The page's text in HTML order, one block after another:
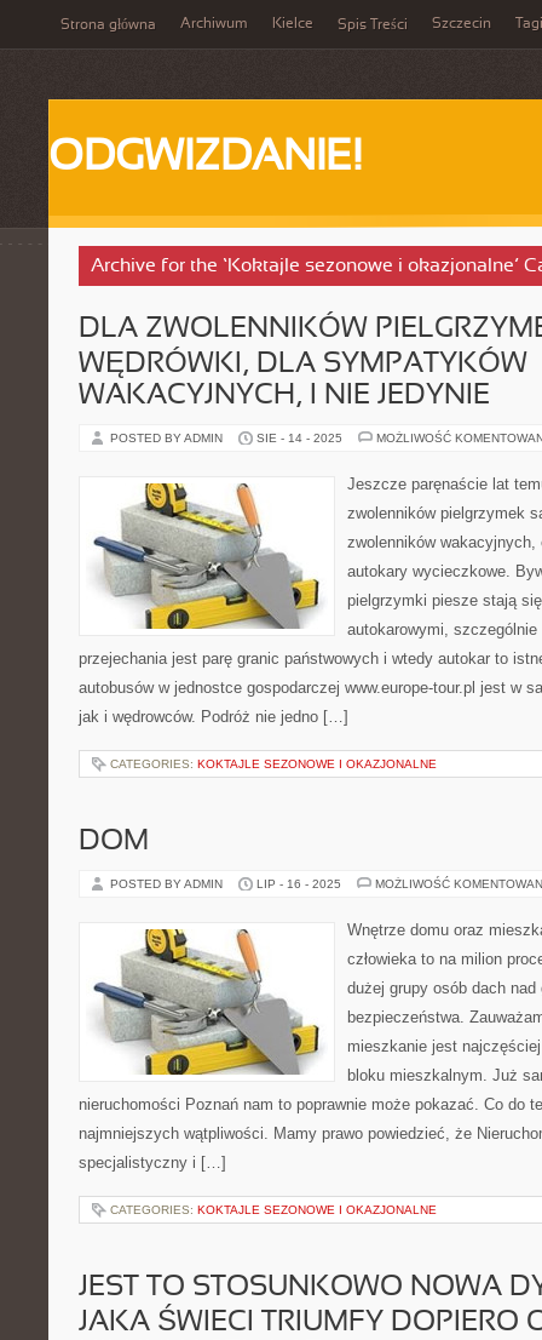
Strona główna Archiwum Kielce Spis Treści Szczecin Tagi
ODGWIZDANIE!
Archive for the ‘Koktajle sezonowe i okazjonalne’
DLA ZWOLENNIKÓW
WĘDRÓWKI, DLA SYMPATYKÓW
WAKACYJNYCH, I NIE JEDYNIE
POSTED BY ADMIN SIE - 14 - 2025 MOŻLIWOŚĆ
Jeszcze paręnaście lat
zwolenników pielgrzymek
zwolenników
autokary wycieczkowe.
pielgrzymki piesze stają
autokarowymi,
przejechania jest parę granic państwowych i wtedy autokar to
autobusów w jednostce gospodarczej www.europe-tour.pl jest w
jak i wędrowców. Podróż nie jedno […]
CATEGORIES: KOKTAJLE SEZONOWE I OKAZJONALNE
DOM
POSTED BY ADMIN LIP - 16 - 2025 MOŻLIWOŚĆ
Wnętrze domu oraz
człowieka to na milion
dużej grupy osób dach nad
bezpieczeństwa.
mieszkanie jest
bloku mieszkalnym. Już
nieruchomości Poznań nam to poprawnie może pokazać. Co do
najmniejszych wątpliwości. Mamy prawo powiedzieć, że
specjalistyczny i […]
CATEGORIES: KOKTAJLE SEZONOWE I OKAZJONALNE
JEST TO STOSUNKOWO NOWA
JAKA ŚWIECI TRIUMFY DOPIERO